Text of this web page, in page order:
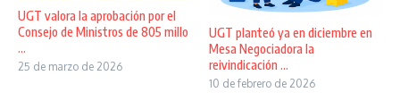
UGT valora la aprobación por el
Consejo de Ministros de 805 millo
...
25 de marzo de 2026
UGT planteó ya en diciembre en
Mesa Negociadora la
reivindicación ...
10 de febrero de 2026